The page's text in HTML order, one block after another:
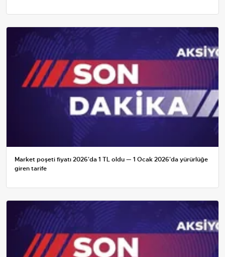
Market poşeti fiyatı 2026'da 1 TL oldu — 1 Ocak 2026'da yürürlüğe
giren tarife